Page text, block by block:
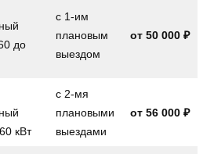
до
с 1-им
плановым
выездом
от 50 000 ₽
кВт
с 2-мя
плановыми
выездами
от 56 000 ₽